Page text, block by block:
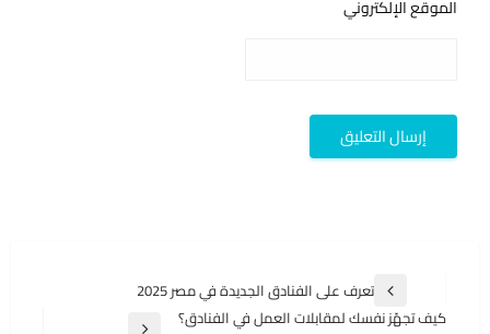
الموقع الإلكتروني
المقالات
المقالة
السابقة
تعرف على الفنادق الجديدة في مصر 2025
كيف تجهّز نفسك لمقابلات العمل في الفنادق؟